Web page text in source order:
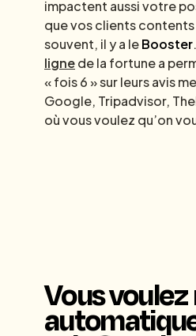
impactent aussi votre
que vos clients contents
souvent, il y a leBooster
lignede la fortune a
« fois 6 » sur leurs avis
Google, Tripadvisor,
où vous voulez qu’on
Vous